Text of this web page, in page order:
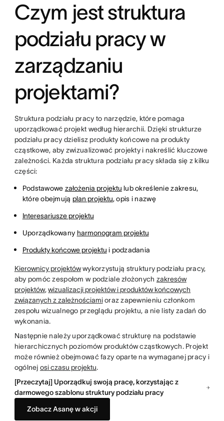
Czym jest struktura
podziału pracy w
zarządzaniu
projektami?
Struktura podziału pracy to narzędzie, które pomaga
uporządkować projekt według hierarchii. Dzięki strukturze
podziału pracy dzielisz produkty końcowe na produkty
cząstkowe, aby zwizualizować projekty i nakreślić kluczowe
zależności. Każda struktura podziału pracy składa się z kilku
części:
Podstawowe założenia projektu lub określenie zakresu,
które obejmują plan projektu, opis i nazwę
Interesariusze projektu
Uporządkowany harmonogram projektu
Produkty końcowe projektu i podzadania
Kierownicy projektówwykorzystują struktury podziału pracy,
aby pomóc zespołom w podziale złożonych zakresów
projektów,wizualizacji projektów i produktów końcowych
związanych z zależnościamioraz zapewnieniu członkom
zespołu wizualnego przeglądu projektu, a nie listy zadań do
wykonania.
Następnie należy uporządkować strukturę na podstawie
hierarchicznych poziomów produktów cząstkowych. Projekt
może również obejmować fazy oparte na wymaganej pracy i
ogólnej osi czasu projektu.
[Przeczytaj] Uporządkuj swoją pracę, korzystając z
darmowego szablonu struktury podziału pracy
Zobacz Asanę w akcji